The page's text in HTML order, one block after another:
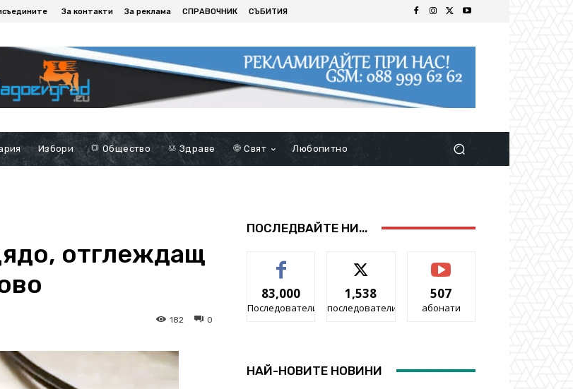
За контакти За реклама СПРАВОЧНИК СЪБИТИЯ
Избори Общество Здраве Свят Любопитно
отглеждащ
0
182
ПОСЛЕДВАЙТЕ НИ...
83,000
Последователи
1,538
последователи
507
абонати
НАЙ-НОВИТЕ НОВИНИ